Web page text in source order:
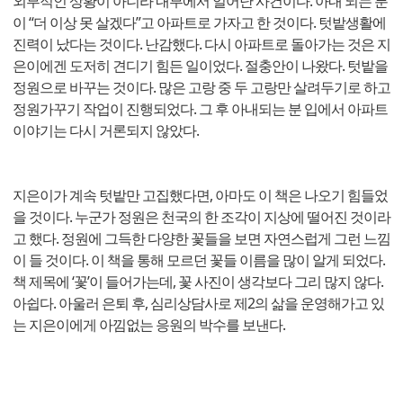
이 “더 이상 못 살겠다”고 아파트로 가자고 한 것이다. 텃밭생활에
진력이 났다는 것이다. 난감했다. 다시 아파트로 돌아가는 것은 지
은이에겐 도저히 견디기 힘든 일이었다. 절충안이 나왔다. 텃밭을
정원으로 바꾸는 것이다. 많은 고랑 중 두 고랑만 살려두기로 하고
정원가꾸기 작업이 진행되었다. 그 후 아내되는 분 입에서 아파트
이야기는 다시 거론되지 않았다.
지은이가 계속 텃밭만 고집했다면, 아마도 이 책은 나오기 힘들었
을 것이다. 누군가 정원은 천국의 한 조각이 지상에 떨어진 것이라
고 했다. 정원에 그득한 다양한 꽃들을 보면 자연스럽게 그런 느낌
이 들 것이다. 이 책을 통해 모르던 꽃들 이름을 많이 알게 되었다.
책 제목에 ‘꽃’이 들어가는데, 꽃 사진이 생각보다 그리 많지 않다.
아쉽다. 아울러 은퇴 후, 심리상담사로 제2의 삶을 운영해가고 있
는 지은이에게 아낌없는 응원의 박수를 보낸다.